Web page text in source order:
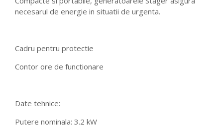
necesarul de energie in situatii de urgenta.
Cadru pentru protectie
Contor ore de functionare
Date tehnice:
Putere nominala: 3.2 kW